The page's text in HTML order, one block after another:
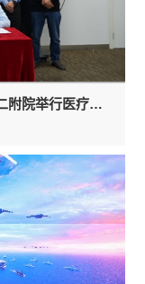
医企携手 健康共建 联宝科技与安医大二附院举行医疗合作签订仪式